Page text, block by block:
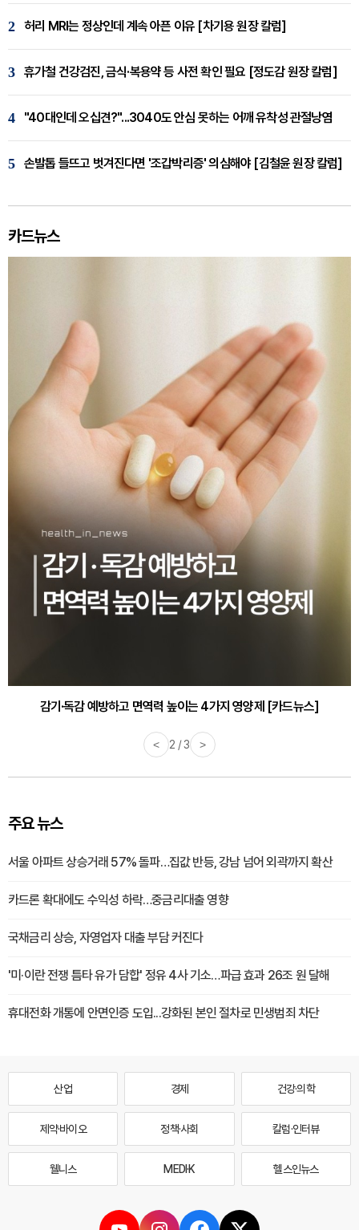
2 허리 MRI는 정상인데 계속 아픈 이유 [차기용 원장 칼럼]
3 휴가철 건강검진, 금식·복용약 등 사전 확인 필요 [정도감 원장 칼럼]
4 "40대인데 오십견?"...3040도 안심 못하는 어깨 유착성 관절낭염
5 손발톱 들뜨고 벗겨진다면 '조갑박리증' 의심해야 [김철윤 원장 칼럼]
카드뉴스
감기·독감 예방하고 면역력 높이는 4가지 영양제 [카드뉴스]
< 3 / 3 >
주요 뉴스
서울 아파트 상승거래 57% 돌파…집값 반등, 강남 넘어 외곽까지 확산
카드론 확대에도 수익성 하락…중금리대출 영향
국채금리 상승, 자영업자 대출 부담 커진다
'미·이란 전쟁 틈타 유가 담합' 정유 4사 기소…파급 효과 26조 원 달해
휴대전화 개통에 안면인증 도입...강화된 본인 절차로 민생범죄 차단
산업 경제 건강·의학
제약·바이오 정책·사회 칼럼·인터뷰
웰니스 MEDI·K 헬스인뉴스